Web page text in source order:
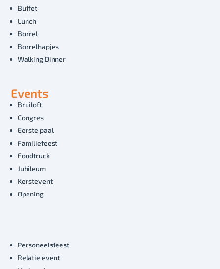
Buffet
Lunch
Borrel
Borrelhapjes
Walking Dinner
Events
Bruiloft
Congres
Eerste paal
Familiefeest
Foodtruck
Jubileum
Kerstevent
Opening
Personeelsfeest
Relatie event